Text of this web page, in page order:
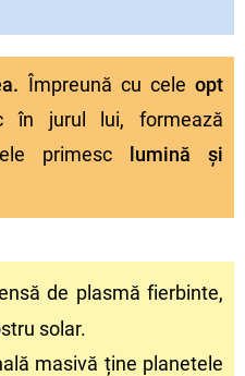
Împreună cu celeopt
în jurul lui, formează
primesc
lumină și
de plasmă fierbinte,
solar.
masivă ține planetele